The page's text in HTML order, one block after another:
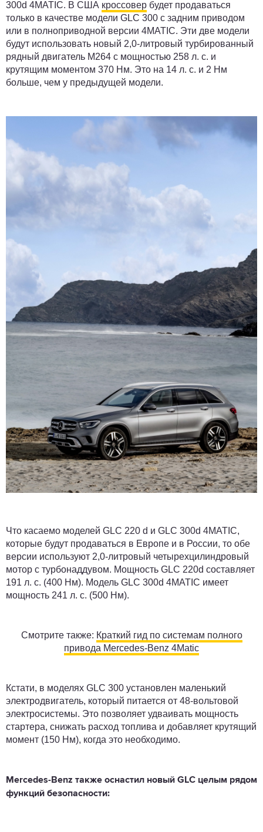
300d 4MATIC. В США кроссовер будет продаваться
только в качестве модели GLC 300 с задним приводом
или в полноприводной версии 4MATIC. Эти две модели
будут использовать новый 2,0-литровый турбированный
рядный двигатель M264 с мощностью 258 л. с. и
крутящим моментом 370 Нм. Это на 14 л. с. и 2 Нм
больше, чем у предыдущей модели.
Что касаемо моделей GLC 220 d и GLC 300d 4MATIC,
которые будут продаваться в Европе и в России, то обе
версии используют 2,0-литровый четырехцилиндровый
мотор с турбонаддувом. Мощность GLC 220d составляет
191 л. с. (400 Нм). Модель GLC 300d 4MATIC имеет
мощность 241 л. с. (500 Нм).
Смотрите также: Краткий гид по системам полного
привода Mercedes-Benz 4Matic
Кстати, в моделях GLC 300 установлен маленький
электродвигатель, который питается от 48-вольтовой
электросистемы. Это позволяет удваивать мощность
стартера, снижать расход топлива и добавляет крутящий
момент (150 Нм), когда это необходимо.
Mercedes-Benz также оснастил новый GLC целым рядом
функций безопасности: